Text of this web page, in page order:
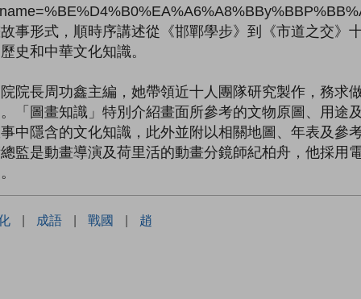
事形式，順時序講述從《邯鄲學步》到《市道之交》
史和中華文化知識。
院長周功鑫主編，她帶領近十人團隊研究製作，務求
「圖畫知識」特別介紹畫面所參考的文物原圖、用途
中隱含的文化知識，此外並附以相關地圖、年表及參
監是動畫導演及荷里活的動畫分鏡師紀柏舟，他採用
| 成語 | 戰國 | 趙